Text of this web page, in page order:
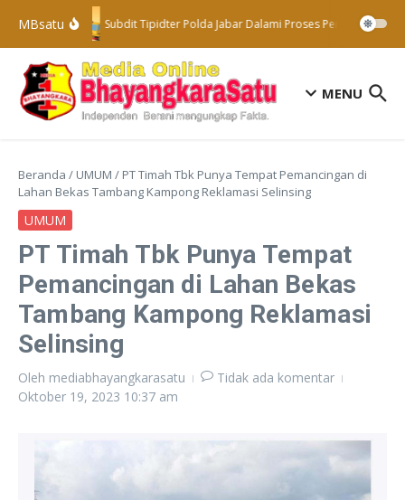
Lewati ke konten
MBsatu
Subdit Tipidter Polda Jabar Dalami Proses Penyelidikan
MENU
Beranda / UMUM / PT Timah Tbk Punya Tempat Pemancingan di
Lahan Bekas Tambang Kampong Reklamasi Selinsing
UMUM
PT Timah Tbk Punya Tempat
Pemancingan di Lahan Bekas
Tambang Kampong Reklamasi
Selinsing
Oleh mediabhayangkarasatu
Tidak ada komentar
Oktober 19, 2023 10:37 am